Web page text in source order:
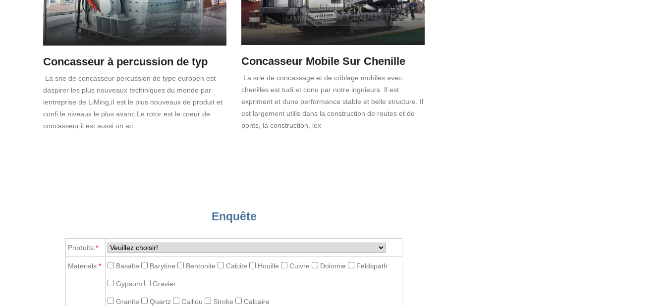
Concasseur à percussion de typ
La srie de concasseur percussion de type europen est
daspirer les plus nouveaux techiniques du monde par
lentreprise de LiMing,iI est le plus nouveaux de produit et
confi le niveaux le plus avanc.Le rotor est le coeur de
concasseur,il est aussi un ac
Concasseur Mobile Sur Chenille
La srie de concassage et de criblage mobiles avec
chenilles est tudi et conu par notre ingnieurs. Il est
expriment et dune performance stable et belle structure. Il
est largement utilis dans la construction de routes et de
ponts, la construction, lex
Enquête
Produits:*
Materials:* Basalte Barytine Bentonite Calcite Houille Cuivre Dolomie Feldspath
Gypsum Gravier
Granite Quartz Caillou Stroke Calcaire